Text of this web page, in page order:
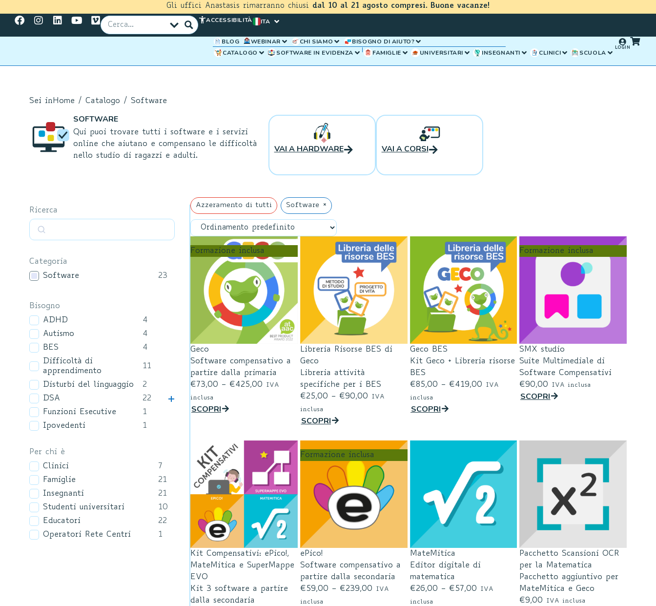
Gli uffici Anastasis rimarranno chiusi dal 10 al 21 agosto compresi. Buone vacanze!
ACCESSIBILITÀ ITA
BLOG WEBINAR CHI SIAMO
BISOGNO DI AIUTO?
CATALOGO
SOFTWARE IN EVIDENZA FAMIGLIE UNIVERSITARI INSEGNANTI CLINICI SCUOLA
LOGIN
Sei in Home / Catalogo / Software
SOFTWARE
Qui puoi trovare tutti i software e i servizi
online che aiutano e compensano le difficoltà
nello studio di ragazzi e adulti.
VAI A HARDWARE VAI A CORSI
Ricerca
Categoria
Software
23
Bisogno
ADHD
4
Autismo
4
BES
4
Difficoltà di
apprendimento
11
Disturbi del linguaggio
2
DSA
22
Funzioni Esecutive
1
Ipovedenti
1
Per chi è
Clinici
7
Famiglie
21
Insegnanti
21
Studenti universitari
10
Educatori
22
Operatori Rete Centri
1
Azzeramento di tutti Software ×
Geco
Software compensativo a
partire dalla primaria
€73,00 – €425,00
IVA
inclusa
SCOPRI
Formazione inclusa
Libreria Risorse BES di
Geco
Libreria attività
specifiche per i BES
€25,00 – €90,00
IVA
inclusa
SCOPRI
Geco BES
Kit Geco + Libreria risorse
BES
€85,00 – €419,00
IVA
inclusa
SCOPRI
SMX studio
Suite Multimediale di
Software Compensativi
€90,00 IVA inclusa
SCOPRI
Formazione inclusa
Kit Compensativi: ePico!,
MateMitica e SuperMappe
EVO
Kit 3 software a partire
dalla secondaria
ePico!
Software compensativo a
partire dalla secondaria
€59,00 – €239,00
IVA
inclusa
Formazione inclusa
MateMitica
Editor digitale di
matematica
€26,00 – €57,00
IVA
inclusa
Pacchetto Scansioni OCR
per la Matematica
Pacchetto aggiuntivo per
MateMitica e Geco
€9,00 IVA inclusa